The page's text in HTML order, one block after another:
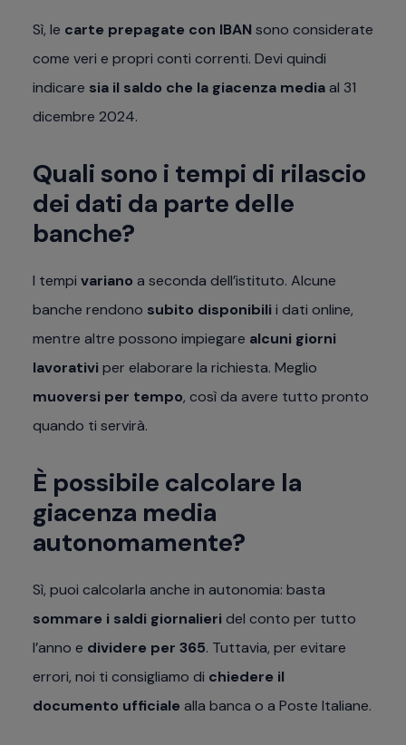
Sì, le carte prepagate con IBAN sono considerate
come veri e propri conti correnti. Devi quindi
indicare sia il saldo che la giacenza mediaal 31
dicembre 2024.
Quali sono i tempi di rilascio
dei dati da parte delle
banche?
I tempi variano a seconda dell’istituto. Alcune
banche rendono subito disponibili i dati online,
mentre altre possono impiegare alcuni giorni
lavorativi per elaborare la richiesta. Meglio
muoversi per tempo, così da avere tutto pronto
quando ti servirà.
È possibile calcolare la
giacenza media
autonomamente?
Sì, puoi calcolarla anche in autonomia: basta
somma­re i saldi giornalieri del conto per tutto
l’anno e dividere per 365. Tuttavia, per evitare
errori, noi ti consigliamo di chiedere il
documento ufficiale alla banca o a Poste Italiane.